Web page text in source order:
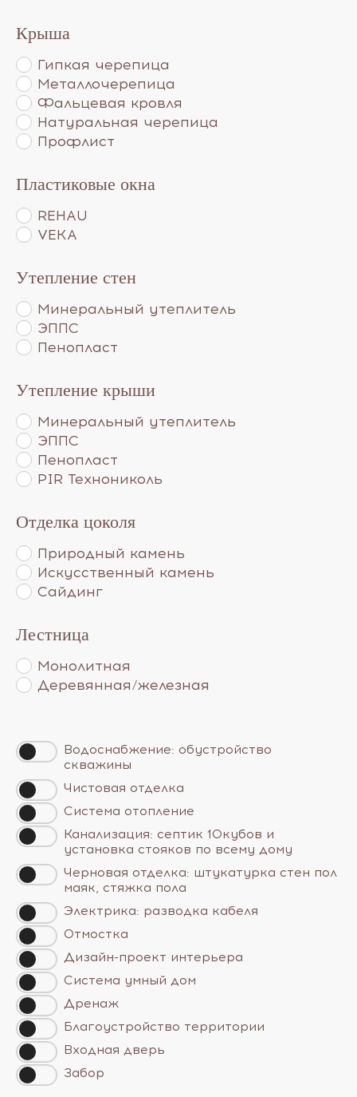
Крыша
Гипкая черепица
Металлочерепица
Фальцевая кровля
Натуральная черепица
Профлист
Пластиковые окна
REHAU
VEKA
Утепление стен
Минеральный утеплитель
ЭППС
Пенопласт
Утепление крыши
Минеральный утеплитель
ЭППС
Пенопласт
PIR Технониколь
Отделка цоколя
Природный камень
Искусственный камень
Сайдинг
Лестница
Монолитная
Деревянная/железная
Водоснабжение: обустройство
скважины
Чистовая отделка
Система отопление
Канализация: септик 10кубов и
установка стояков по всему дому
Черновая отделка: штукатурка стен пол
маяк, стяжка пола
Электрика: разводка кабеля
Отмостка
Дизайн-проект интерьера
Система умный дом
Дренаж
Благоустройство территории
Входная дверь
Забор